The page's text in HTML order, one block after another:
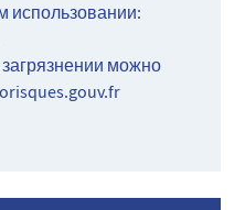
использовании:
можно